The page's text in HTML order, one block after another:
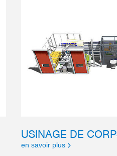
USINAGE DE
en savoir plus